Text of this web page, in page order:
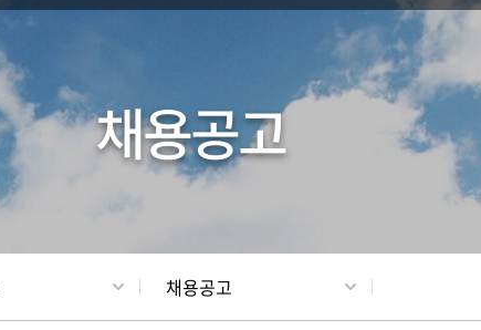
채용정보
채용공고
채용공고